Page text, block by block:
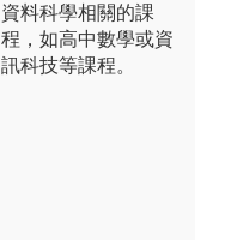
資料科學相關的課
程，如高中數學或資
訊科技等課程。